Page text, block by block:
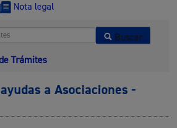
Nota legal
Buscar
Trámites
a Asociaciones -